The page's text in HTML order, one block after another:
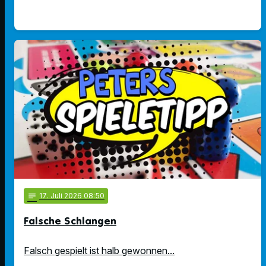
notes 17. Juli 2026 08:50
Falsche Schlangen
Falsch gespielt ist halb gewonnen...